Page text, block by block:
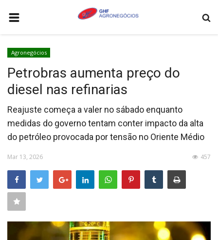
AGRONEGÓCIOS
LEILÕES
FEIRAS E EVENTOS
LOGÍSTICA
COTAÇÕES
COMO ANUNCIAR
COLUNISTA
QUEM SOMOS
CONTATO
CONECTE-SE
Agronegócios
Petrobras aumenta preço do
diesel nas refinarias
Reajuste começa a valer no sábado enquanto
medidas do governo tentam conter impacto da alta
do petróleo provocada por tensão no Oriente Médio
Mar 13, 2026 457